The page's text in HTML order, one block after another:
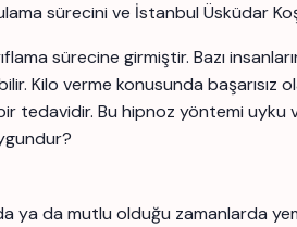
sürecini ve İstanbul Üsküdar
sürecine girmiştir. Bazı
Kilo verme konusunda
tedavidir. Bu hipnoz yöntemi uyku
ya da mutlu olduğu zamanlarda